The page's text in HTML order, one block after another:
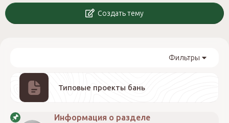
Создать тему
Фильтры
Типовые проекты бань
Информация о разделе